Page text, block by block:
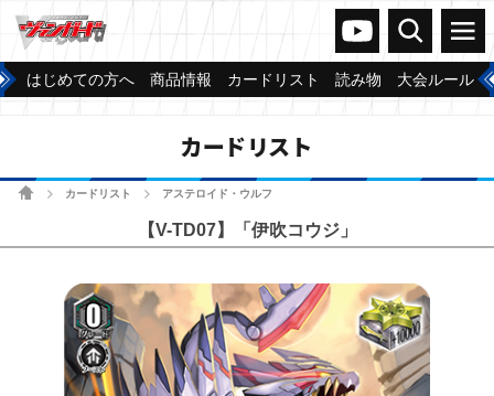
ヴァンガードch
検索 メニュー
はじめての方へ 商品情報 カードリスト 読み物 大会ルール
カードリスト
ホームカードリスト アステロイド・ウルフ
【V-TD07】「伊吹コウジ」